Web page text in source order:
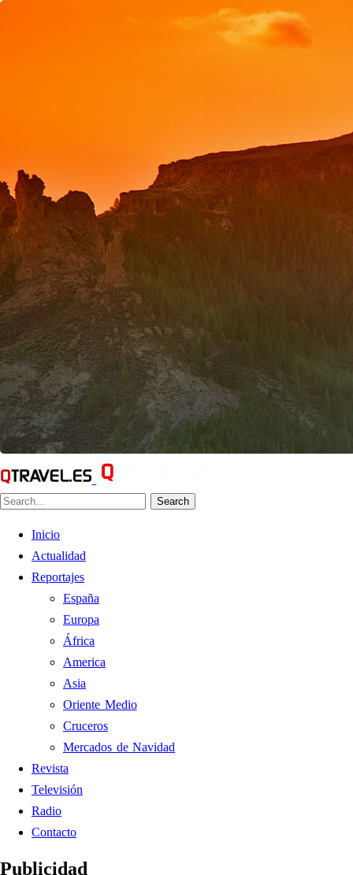
Search
Inicio
Actualidad
Reportajes
España
Europa
África
America
Asia
Oriente Medio
Cruceros
Mercados de Navidad
Revista
Televisión
Radio
Contacto
Publicidad